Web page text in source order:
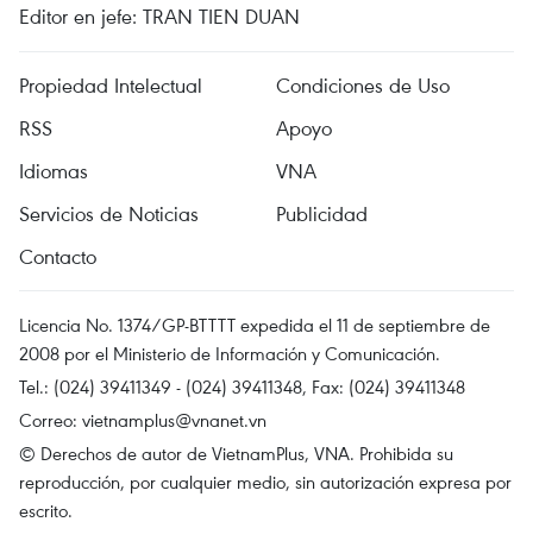
Editor en jefe: TRAN TIEN DUAN
Propiedad Intelectual
Condiciones de Uso
RSS
Apoyo
Idiomas
VNA
Servicios de Noticias
Publicidad
Contacto
Licencia No. 1374/GP-BTTTT expedida el 11 de septiembre de
2008 por el Ministerio de Información y Comunicación.
Tel.: (024) 39411349 - (024) 39411348, Fax: (024) 39411348
Correo: vietnamplus@vnanet.vn
© Derechos de autor de VietnamPlus, VNA. Prohibida su
reproducción, por cualquier medio, sin autorización expresa por
escrito.